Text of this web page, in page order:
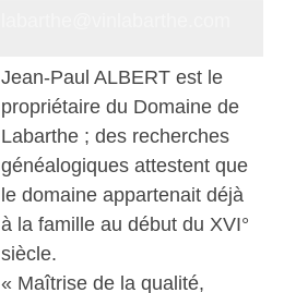
Jean-Paul ALBERT est le
propriétaire du Domaine de
Labarthe ; des recherches
généalogiques attestent que
le domaine appartenait déjà
à la famille au début du XVI°
siècle.
« Maîtrise de la qualité,